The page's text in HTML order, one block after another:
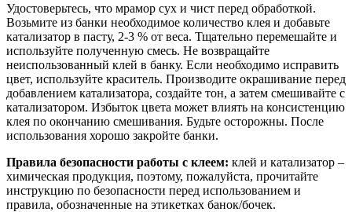
Удостоверьтесь, что мрамор сух и чист перед обработкой.
Возьмите из банки необходимое количество клея и добавьте
катализатор в пасту, 2-3 % от веса. Тщательно перемешайте и
используйте полученную смесь. Не возвращайте
неиспользованный клей в банку. Если необходимо исправить
цвет, используйте краситель. Производите окрашивание перед
добавлением катализатора, создайте тон, а затем смешивайте с
катализатором. Избыток цвета может влиять на консистенцию
клея по окончанию смешивания. Будьте осторожны. После
использования хорошо закройте банки.
Правила безопасности работы с клеем: клей и катализатор –
химическая продукция, поэтому, пожалуйста, прочитайте
инструкцию по безопасности перед использованием и
правила, обозначенные на этикетках банок/бочек.